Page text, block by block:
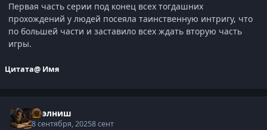
Первая часть серии под конец всех тогдашних
прохождений у людей посеяла таинственную интригу, что
по большей части и заставило всех ждать вторую часть
игры.
Цитата@ Имя
Нээлниш
8 сентября, 20258 сент